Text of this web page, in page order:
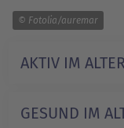
© Fotolia/auremar
AKTIV IM ALTER
GESUND IM